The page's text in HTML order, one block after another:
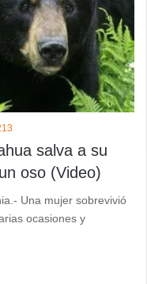
salva a su
oso (Video)
Una mujer sobrevivió
ocasiones y